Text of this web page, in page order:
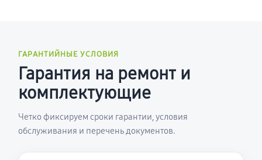
ГАРАНТИЙНЫЕ УСЛОВИЯ
Гарантия на ремонт и
комплектующие
Четко фиксируем сроки гарантии, условия
обслуживания и перечень документов.